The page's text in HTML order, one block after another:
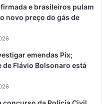
e brasileiros pulam
novo preço do gás de
emendas Pix;
de Flávio Bolsonaro está